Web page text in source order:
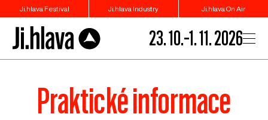
Ji.hlava Festival Ji.hlava Industry Ji.hlava On Air
23. 10.–1. 11. 2026
Praktické informace